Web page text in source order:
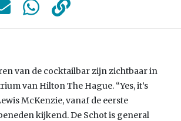
van de cocktailbar zijn zichtbaar in
van Hilton The Hague. “Yes, it’s
McKenzie, vanaf de eerste
kijkend. De Schot is general